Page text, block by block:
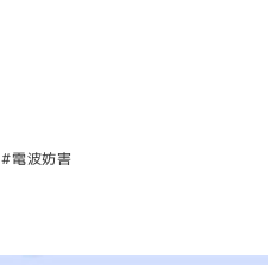
#電波妨害